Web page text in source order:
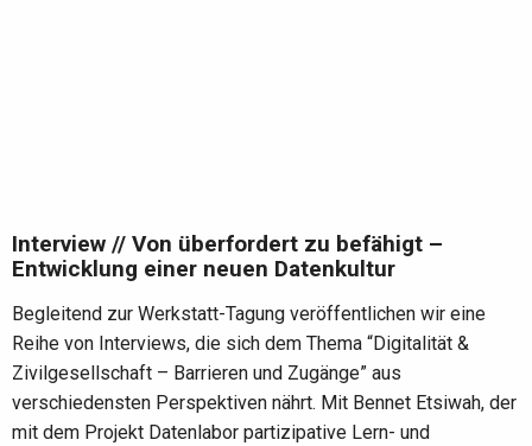
Interview // Von überfordert zu befähigt –
Entwicklung einer neuen Datenkultur
Begleitend zur Werkstatt-Tagung veröffentlichen wir eine
Reihe von Interviews, die sich dem Thema “Digitalität &
Zivilgesellschaft – Barrieren und Zugänge” aus
verschiedensten Perspektiven nährt. Mit Bennet Etsiwah, der
mit dem Projekt Datenlabor partizipative Lern- und